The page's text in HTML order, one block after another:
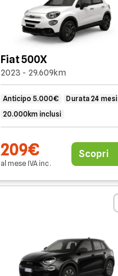
Fiat 500X
2023 - 29.609km
Anticipo 5.000€
Durata 24 mesi
20.000km inclusi
209€
al mese IVAinc.
Scopri